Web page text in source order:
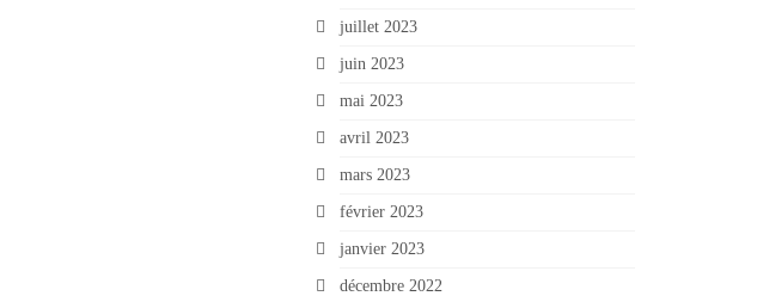
juillet 2023
juin 2023
mai 2023
avril 2023
mars 2023
février 2023
janvier 2023
décembre 2022